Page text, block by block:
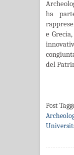
ha
e
del
Post